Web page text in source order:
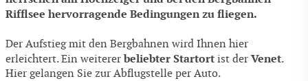
Rifflsee hervorragende Bedingungen zu fliegen.
Der Aufstieg mit den Bergbahnen wird Ihnen hier
erleichtert. Ein weitererbeliebter Startort ist der Venet.
Hier gelangen Sie zur Abflugstelle per Auto.